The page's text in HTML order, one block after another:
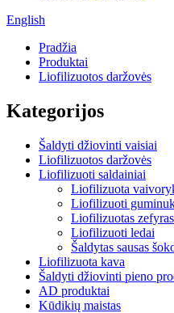
English
Pradžia
Produktai
Liofilizuotos daržovės
Kategorijos
Šaldyti džiovinti vaisiai
Liofilizuotos daržovės
Liofilizuoti saldainiai
Liofilizuota
Liofilizuoti
Liofilizuotas zefyras
Liofilizuoti ledai
Šaldytas sausas
Liofilizuota kava
Šaldyti džiovinti pieno
AD produktai
Kūdikių maistas